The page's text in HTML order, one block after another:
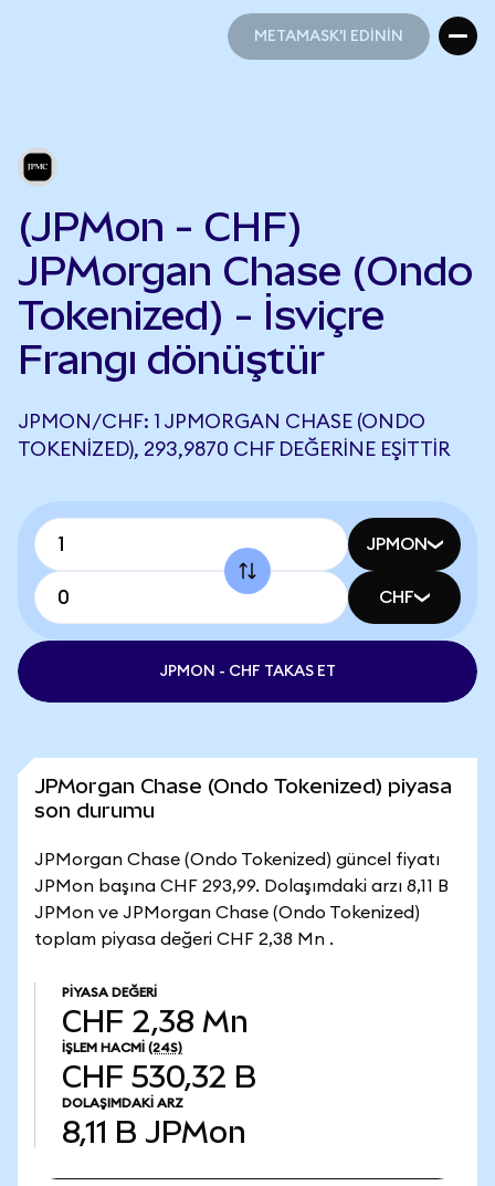
METAMASK'I EDİNİN
(JPMon - CHF)
JPMorgan Chase (Ondo
Tokenized) - İsviçre
Frangı dönüştür
JPMON/CHF: 1 JPMORGAN CHASE (ONDO
TOKENIZED), 293,9870 CHF DEĞERINE EŞITTIR
JPMON
CHF
JPMON - CHF TAKAS ET
JPMorgan Chase (Ondo Tokenized) piyasa
son durumu
JPMorgan Chase (Ondo Tokenized) güncel fiyatı
JPMon başına CHF 293,99. Dolaşımdaki arzı 8,11 B
JPMon ve JPMorgan Chase (Ondo Tokenized)
toplam piyasa değeri CHF 2,38 Mn .
PIYASA DEĞERI
CHF 2,38 Mn
İŞLEM HACMI (24S)
CHF 530,32 B
DOLAŞIMDAKI ARZ
8,11 B JPMon